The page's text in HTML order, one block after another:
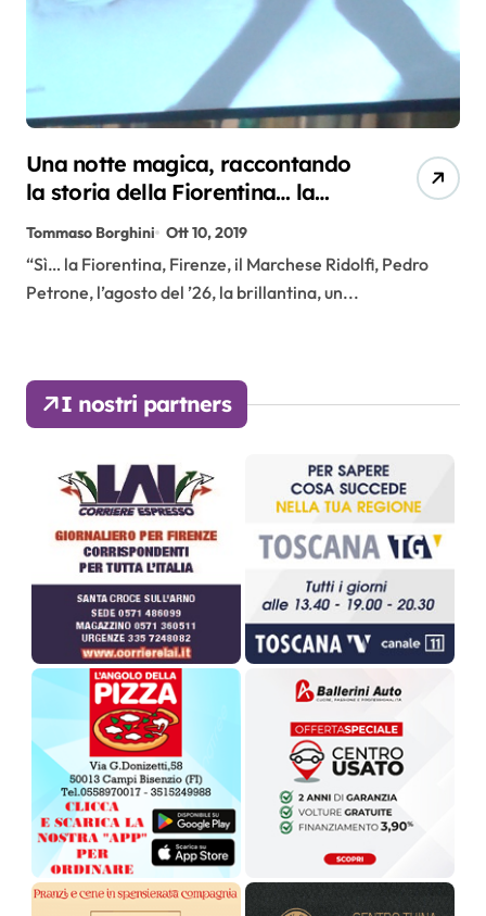
Una notte magica, raccontando
la storia della Fiorentina… la
nostra storia
Tommaso Borghini Ott 10, 2019
“Sì… la Fiorentina, Firenze, il Marchese Ridolfi, Pedro
Petrone, l’agosto del ’26, la brillantina, un...
I nostri partners